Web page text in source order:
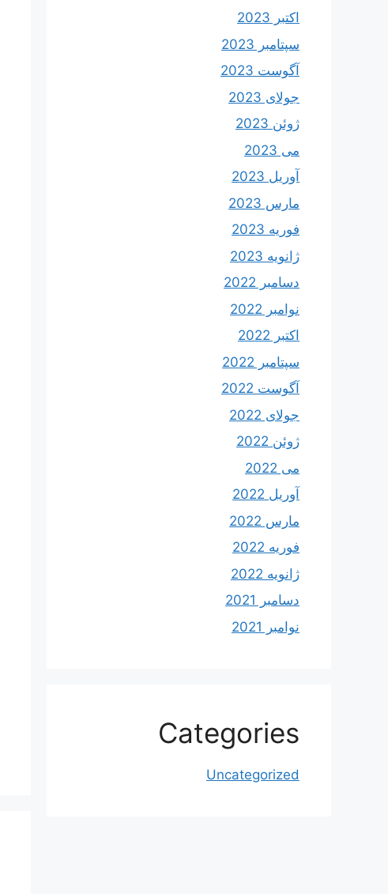
اکتبر 2023
سپتامبر 2023
آگوست 2023
جولای 2023
ژوئن 2023
می 2023
آوریل 2023
مارس 2023
فوریه 2023
ژانویه 2023
دسامبر 2022
نوامبر 2022
اکتبر 2022
سپتامبر 2022
آگوست 2022
جولای 2022
ژوئن 2022
می 2022
آوریل 2022
مارس 2022
فوریه 2022
ژانویه 2022
دسامبر 2021
نوامبر 2021
Categories
Uncategorized